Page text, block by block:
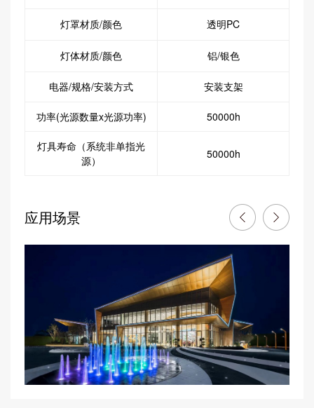
灯罩材质/颜色 透明PC
灯体材质/颜色 铝/银色
电器/规格/安装方式 安装支架
功率(光源数量x光源功率) 50000h
灯具寿命（系统非单指光
源）
50000h
应用场景